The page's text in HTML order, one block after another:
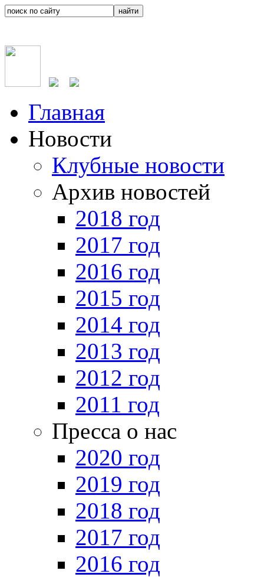
Главная
Новости
Клубные новости
Архив новостей
2018 год
2017 год
2016 год
2015 год
2014 год
2013 год
2012 год
2011 год
Пресса о нас
2020 год
2019 год
2018 год
2017 год
2016 год